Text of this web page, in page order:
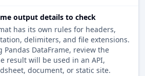
output details to check
has its own rules for headers,
delimiters, and file extensions.
Pandas DataFrame, review the
result will be used in an API,
document, or static site.